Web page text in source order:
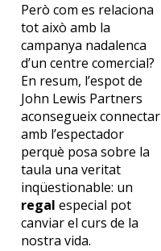
Però com es relaciona
tot això amb la
campanya nadalenca
d’un centre comercial?
En resum, l’espot de
John Lewis Partners
aconsegueix connectar
amb l’espectador
perquè posa sobre la
taula una veritat
inqüestionable: un
regal especial pot
canviar el curs de la
nostra vida.